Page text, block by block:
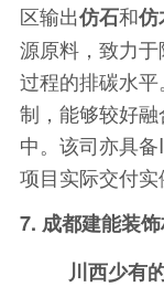
区输出仿石和仿
源原料，致力
过程的排碳水
制，能够较好
中。该司亦具
项目实际交付实
7. 成都建能装
川西少有